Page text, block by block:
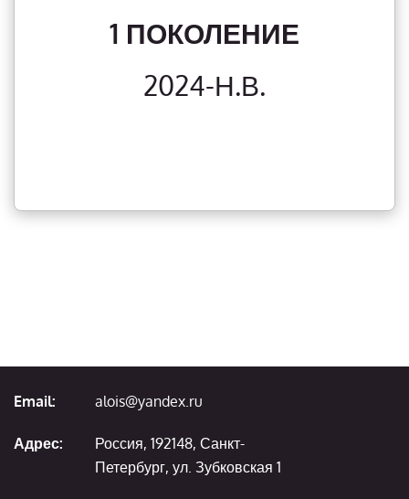
1 ПОКОЛЕНИЕ
2024-Н.В.
Email: alois@yandex.ru
Адрес:
Россия, 192148, Санкт-
Петербург, ул. Зубковская 1